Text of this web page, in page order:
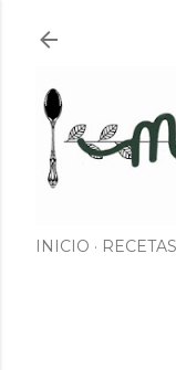
INICIO